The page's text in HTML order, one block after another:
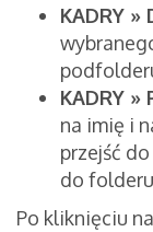
KADRY »
KADRY »
na imię i
przejść
do folderu
Po kliknięciu na